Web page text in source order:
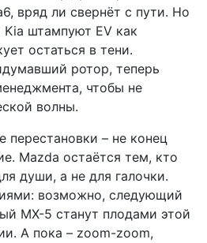
вряд ли свернёт с пути. Но
Kia штампуют EV как
остаться в тени.
ротор, теперь
чтобы не
волны.
перестановки – не конец
Mazda остаётся тем, кто
души, а не для галочки.
возможно, следующий
MX-5 станут плодами этой
А пока – zoom-zoom,